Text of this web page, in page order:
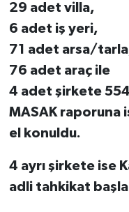
29 adet villa,
6 adet iş yeri,
71 adet arsa/
76 adet araç ile
4 adet şirkete
MASAK raporuna
el konuldu.
️4 ayrı şirkete ise
adli tahkikat